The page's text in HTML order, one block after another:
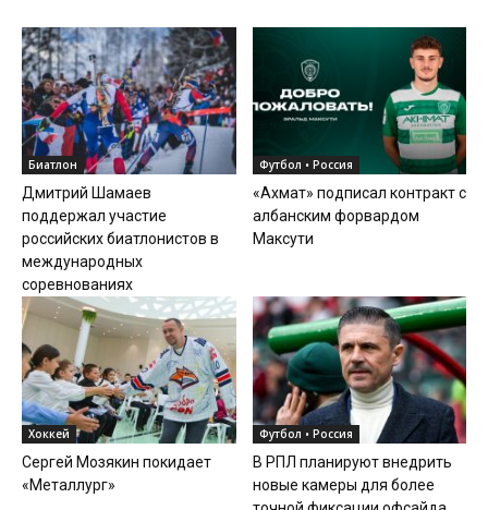
Биатлон
Дмитрий Шамаев
поддержал участие
российских биатлонистов в
международных
соревнованиях
Футбол • Россия
«Ахмат» подписал контракт с
албанским форвардом
Максути
Хоккей
Сергей Мозякин покидает
«Металлург»
Футбол • Россия
В РПЛ планируют внедрить
новые камеры для более